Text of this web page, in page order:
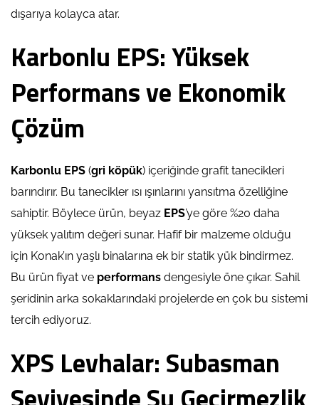
dışarıya kolayca atar.
Karbonlu EPS: Yüksek
Performans ve Ekonomik
Çözüm
Karbonlu EPS (gri köpük) içeriğinde grafit tanecikleri
barındırır. Bu tanecikler ısı ışınlarını yansıtma özelliğine
sahiptir. Böylece ürün, beyaz EPS’ye göre %20 daha
yüksek yalıtım değeri sunar. Hafif bir malzeme olduğu
için Konak’ın yaşlı binalarına ek bir statik yük bindirmez.
Bu ürün fiyat ve performans dengesiyle öne çıkar. Sahil
şeridinin arka sokaklarındaki projelerde en çok bu sistemi
tercih ediyoruz.
XPS Levhalar: Subasman